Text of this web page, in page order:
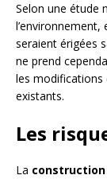
Selon une étude
seraient érigées
ne prend
les modifications
existants.
Les
La